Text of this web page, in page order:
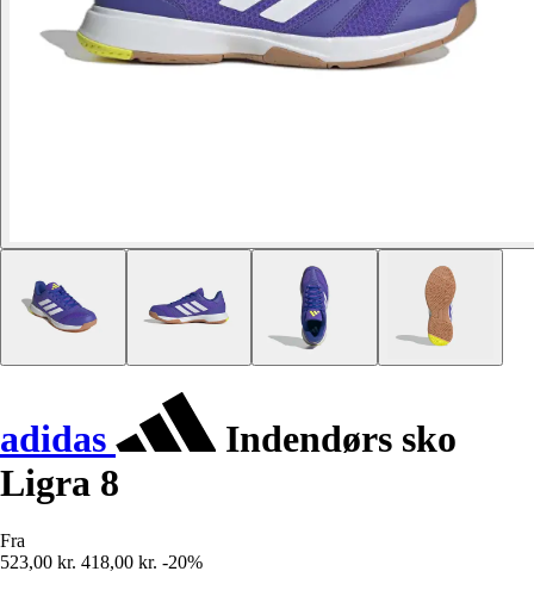
adidas
Indendørs sko
Ligra 8
Fra
523,00 kr. 418,00 kr. -20%